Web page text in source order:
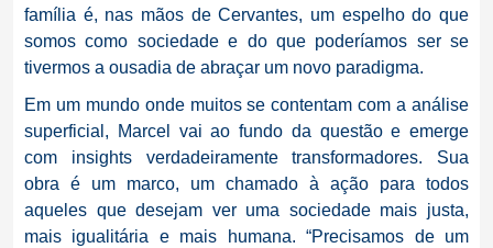
família é, nas mãos de Cervantes, um espelho do que
somos como sociedade e do que poderíamos ser se
tivermos a ousadia de abraçar um novo paradigma.
Em um mundo onde muitos se contentam com a análise
superficial, Marcel vai ao fundo da questão e emerge
com insights verdadeiramente transformadores. Sua
obra é um marco, um chamado à ação para todos
aqueles que desejam ver uma sociedade mais justa,
mais igualitária e mais humana. “Precisamos de um